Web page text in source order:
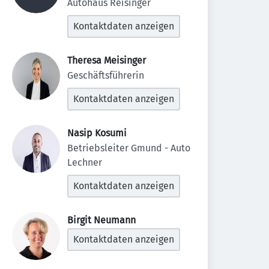
Autohaus Reisinger
Kontaktdaten anzeigen
Theresa Meisinger
Geschäftsführerin
Kontaktdaten anzeigen
Nasip Kosumi
Betriebsleiter Gmund - Auto
Lechner
Kontaktdaten anzeigen
Birgit Neumann
Kontaktdaten anzeigen